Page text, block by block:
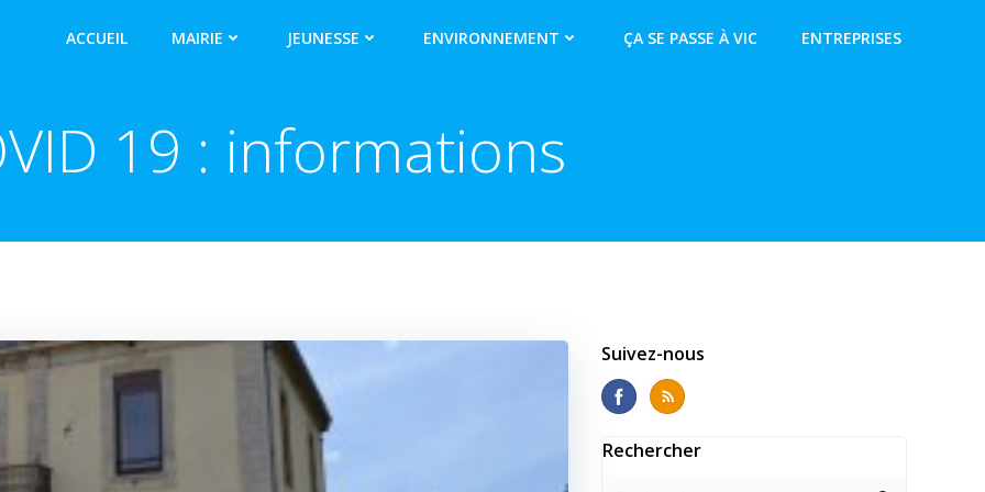
ACCUEIL MAIRIE JEUNESSE ENVIRONNEMENT ÇA SE PASSE À VIC ENTREPRISES
19 : informations
Suivez-nous
Rechercher